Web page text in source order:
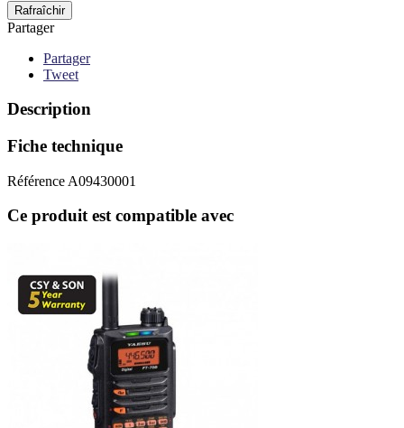
Partager
Partager
Tweet
Description
Fiche technique
Référence A09430001
Ce produit est compatible avec